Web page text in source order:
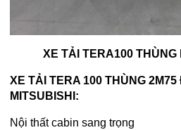
XE TẢI TERA100
XE TẢI TERA 100 THÙNG
MITSUBISHI:
Nội thất cabin sang trọng